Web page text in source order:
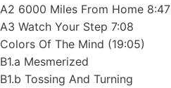
A2 6000 Miles From Home 8:47
A3 Watch Your Step 7:08
Colors Of The Mind (19:05)
B1.a Mesmerized
B1.b Tossing And Turning